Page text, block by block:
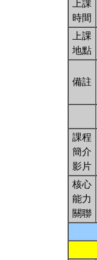
上課
時間
上課
地點
備註
課程
簡介
影片
核心
能力
關聯